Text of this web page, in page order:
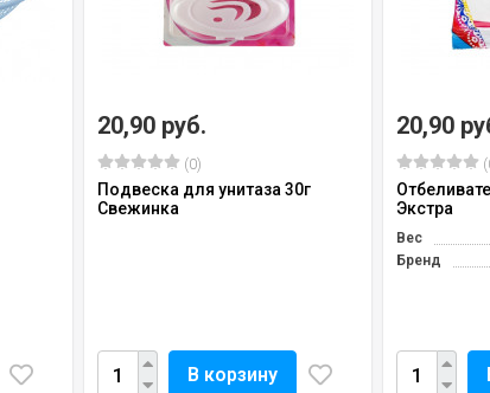
20,90 руб.
(0)
Подвеска для унитаза 30г
Свежинка
В корзину
20,90
Экстра
Вес
Бренд